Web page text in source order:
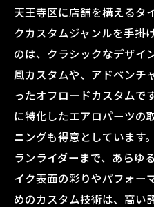
天王寺区に店舗を構えるタ
クカスタムジャンルを手掛
のは、クラシックなデザイ
風カスタムや、アドベンチ
ったオフロードカスタムで
に特化したエアロパーツの
ニングも得意としています
ランライダーまで、あらゆ
イク表面の彩りやパフォー
めのカスタム技術は、高い